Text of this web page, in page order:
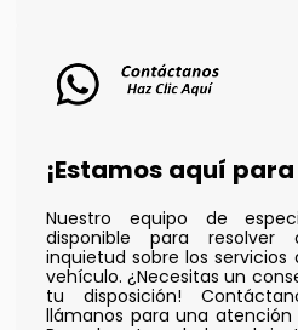
¡Estamos aquí
Nuestro equipo de
disponible para resolver
inquietud sobre los
vehículo. ¿Necesitas un
tu disposición!
llámanos para una atención